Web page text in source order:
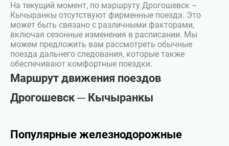
На текущий момент, по маршруту Дрогошевск –
Кычыранкы отсутствуют фирменные поезда. Это
может быть связано с различными факторами,
включая сезонные изменения в расписании. Мы
можем предложить вам рассмотреть обычные
поезда дальнего следования, которые также
обеспечивают комфортные поездки.
Маршрут движения поездов
Дрогошевск ─ Кычыранкы
Популярные железнодорожные